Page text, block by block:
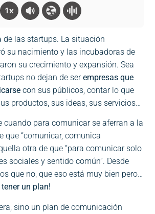
1x
de las startups. La situación
su nacimiento y las incubadoras de
su crecimiento y expansión. Sea
no dejan de serempresas que
con sus públicos, contar lo que
productos, sus ideas, sus servicios…
cuando para comunicar se aferran a la
que “comunicar, comunica
otra de que “para comunicar solo
sociales y sentido común”. Desde
que no, que eso está muy bien pero…
tener un plan!
sino un plan de comunicación